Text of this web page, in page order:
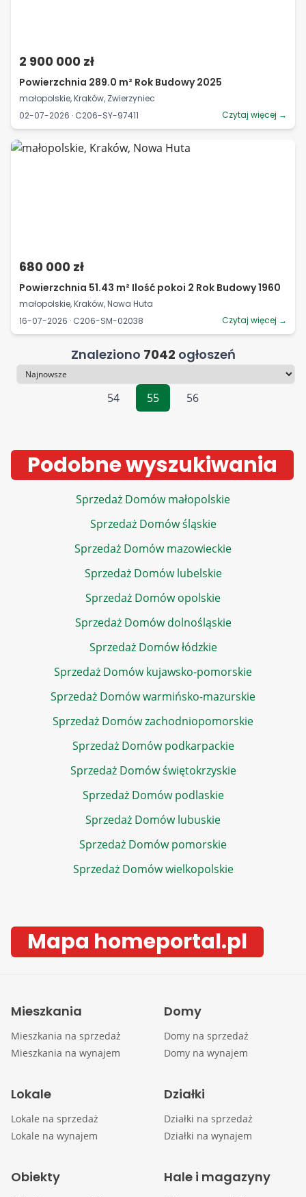
2 900 000 zł
Powierzchnia 289.0 m² Rok Budowy 2025
małopolskie, Kraków, Zwierzyniec
02-07-2026 · C206-SY-97411
Czytaj więcej →
680 000 zł
Powierzchnia 51.43 m² Ilość pokoi 2 Rok Budowy 1960
małopolskie, Kraków, Nowa Huta
16-07-2026 · C206-SM-02038
Czytaj więcej →
Znaleziono 7042 ogłoszeń
Sortowanie
54
55 56
Podobne wyszukiwania
Sprzedaż Domów małopolskie
Sprzedaż Domów śląskie
Sprzedaż Domów mazowieckie
Sprzedaż Domów lubelskie
Sprzedaż Domów opolskie
Sprzedaż Domów dolnośląskie
Sprzedaż Domów łódzkie
Sprzedaż Domów kujawsko-pomorskie
Sprzedaż Domów warmińsko-mazurskie
Sprzedaż Domów zachodniopomorskie
Sprzedaż Domów podkarpackie
Sprzedaż Domów świętokrzyskie
Sprzedaż Domów podlaskie
Sprzedaż Domów lubuskie
Sprzedaż Domów pomorskie
Sprzedaż Domów wielkopolskie
Mapa homeportal.pl
Mieszkania
Mieszkania na sprzedaż
Mieszkania na wynajem
Domy
Domy na sprzedaż
Domy na wynajem
Lokale
Lokale na sprzedaż
Lokale na wynajem
Działki
Działki na sprzedaż
Działki na wynajem
Obiekty Hale i magazyny